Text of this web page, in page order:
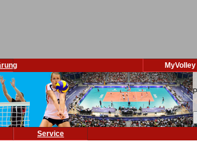
MyVolley
Service